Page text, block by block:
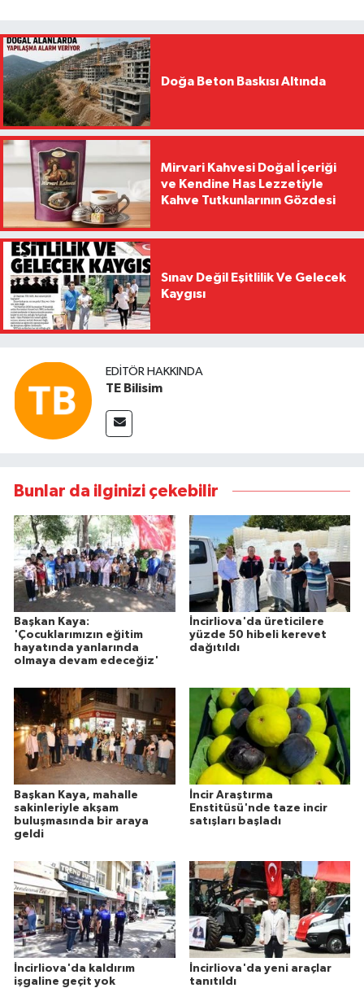
Doğa Beton Baskısı Altında
Mirvari Kahvesi Doğal İçeriği
ve Kendine Has Lezzetiyle
Kahve Tutkunlarının Gözdesi
Sınav Değil Eşitlilik Ve Gelecek
Kaygısı
EDITÖR HAKKINDA
TE Bilisim
Bunlar da ilginizi çekebilir
Başkan Kaya:
'Çocuklarımızın eğitim
hayatında yanlarında
olmaya devam edeceğiz'
İncirliova'da üreticilere
yüzde 50 hibeli kerevet
dağıtıldı
Başkan Kaya, mahalle
sakinleriyle akşam
buluşmasında bir araya
geldi
İncir Araştırma
Enstitüsü'nde taze incir
satışları başladı
İncirliova'da kaldırım
işgaline geçit yok
İncirliova'da yeni araçlar
tanıtıldı